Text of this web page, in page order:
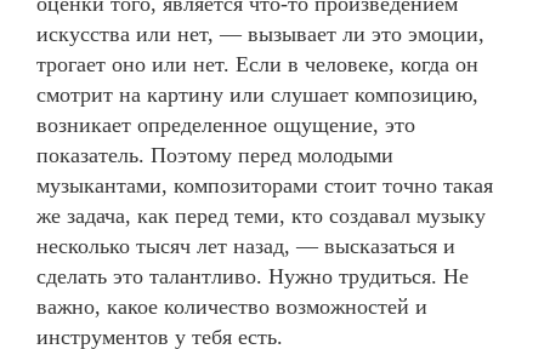
искусства или нет, — вызывает ли это эмоции,
трогает оно или нет. Если в человеке, когда он
смотрит на картину или слушает композицию,
возникает определенное ощущение, это
показатель. Поэтому перед молодыми
музыкантами, композиторами стоит точно такая
же задача, как перед теми, кто создавал музыку
несколько тысяч лет назад, — высказаться и
сделать это талантливо. Нужно трудиться. Не
важно, какое количество возможностей и
инструментов у тебя есть.